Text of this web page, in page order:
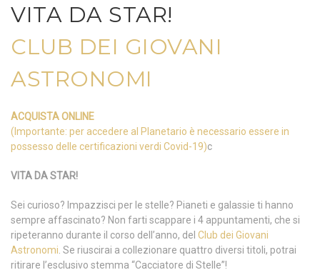
VITA DA STAR!
CLUB DEI GIOVANI
ASTRONOMI
ACQUISTA ONLINE
(Importante: per accedere al Planetario è necessario essere in
possesso delle certificazioni verdi Covid-19)c
VITA DA STAR!
Sei curioso? Impazzisci per le stelle? Pianeti e galassie ti hanno
sempre affascinato? Non farti scappare i 4 appuntamenti, che si
ripeteranno durante il corso dell’anno, del Club dei Giovani
Astronomi . Se riuscirai a collezionare quattro diversi titoli, potrai
ritirare l’esclusivo stemma “Cacciatore di Stelle”!